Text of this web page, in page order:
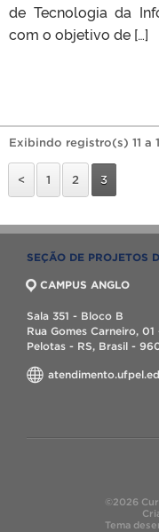
de Tecnologia da
com o objetivo de […]
Exibindo registro(s) 11 a
< 1 2 3
SEÇÃO DE PROJETOS
CAMPUS ANGLO
Sala 351 - Bloco B
Rua Gomes Carneiro,
Pelotas - RS, Brasil -
©2026
Tema